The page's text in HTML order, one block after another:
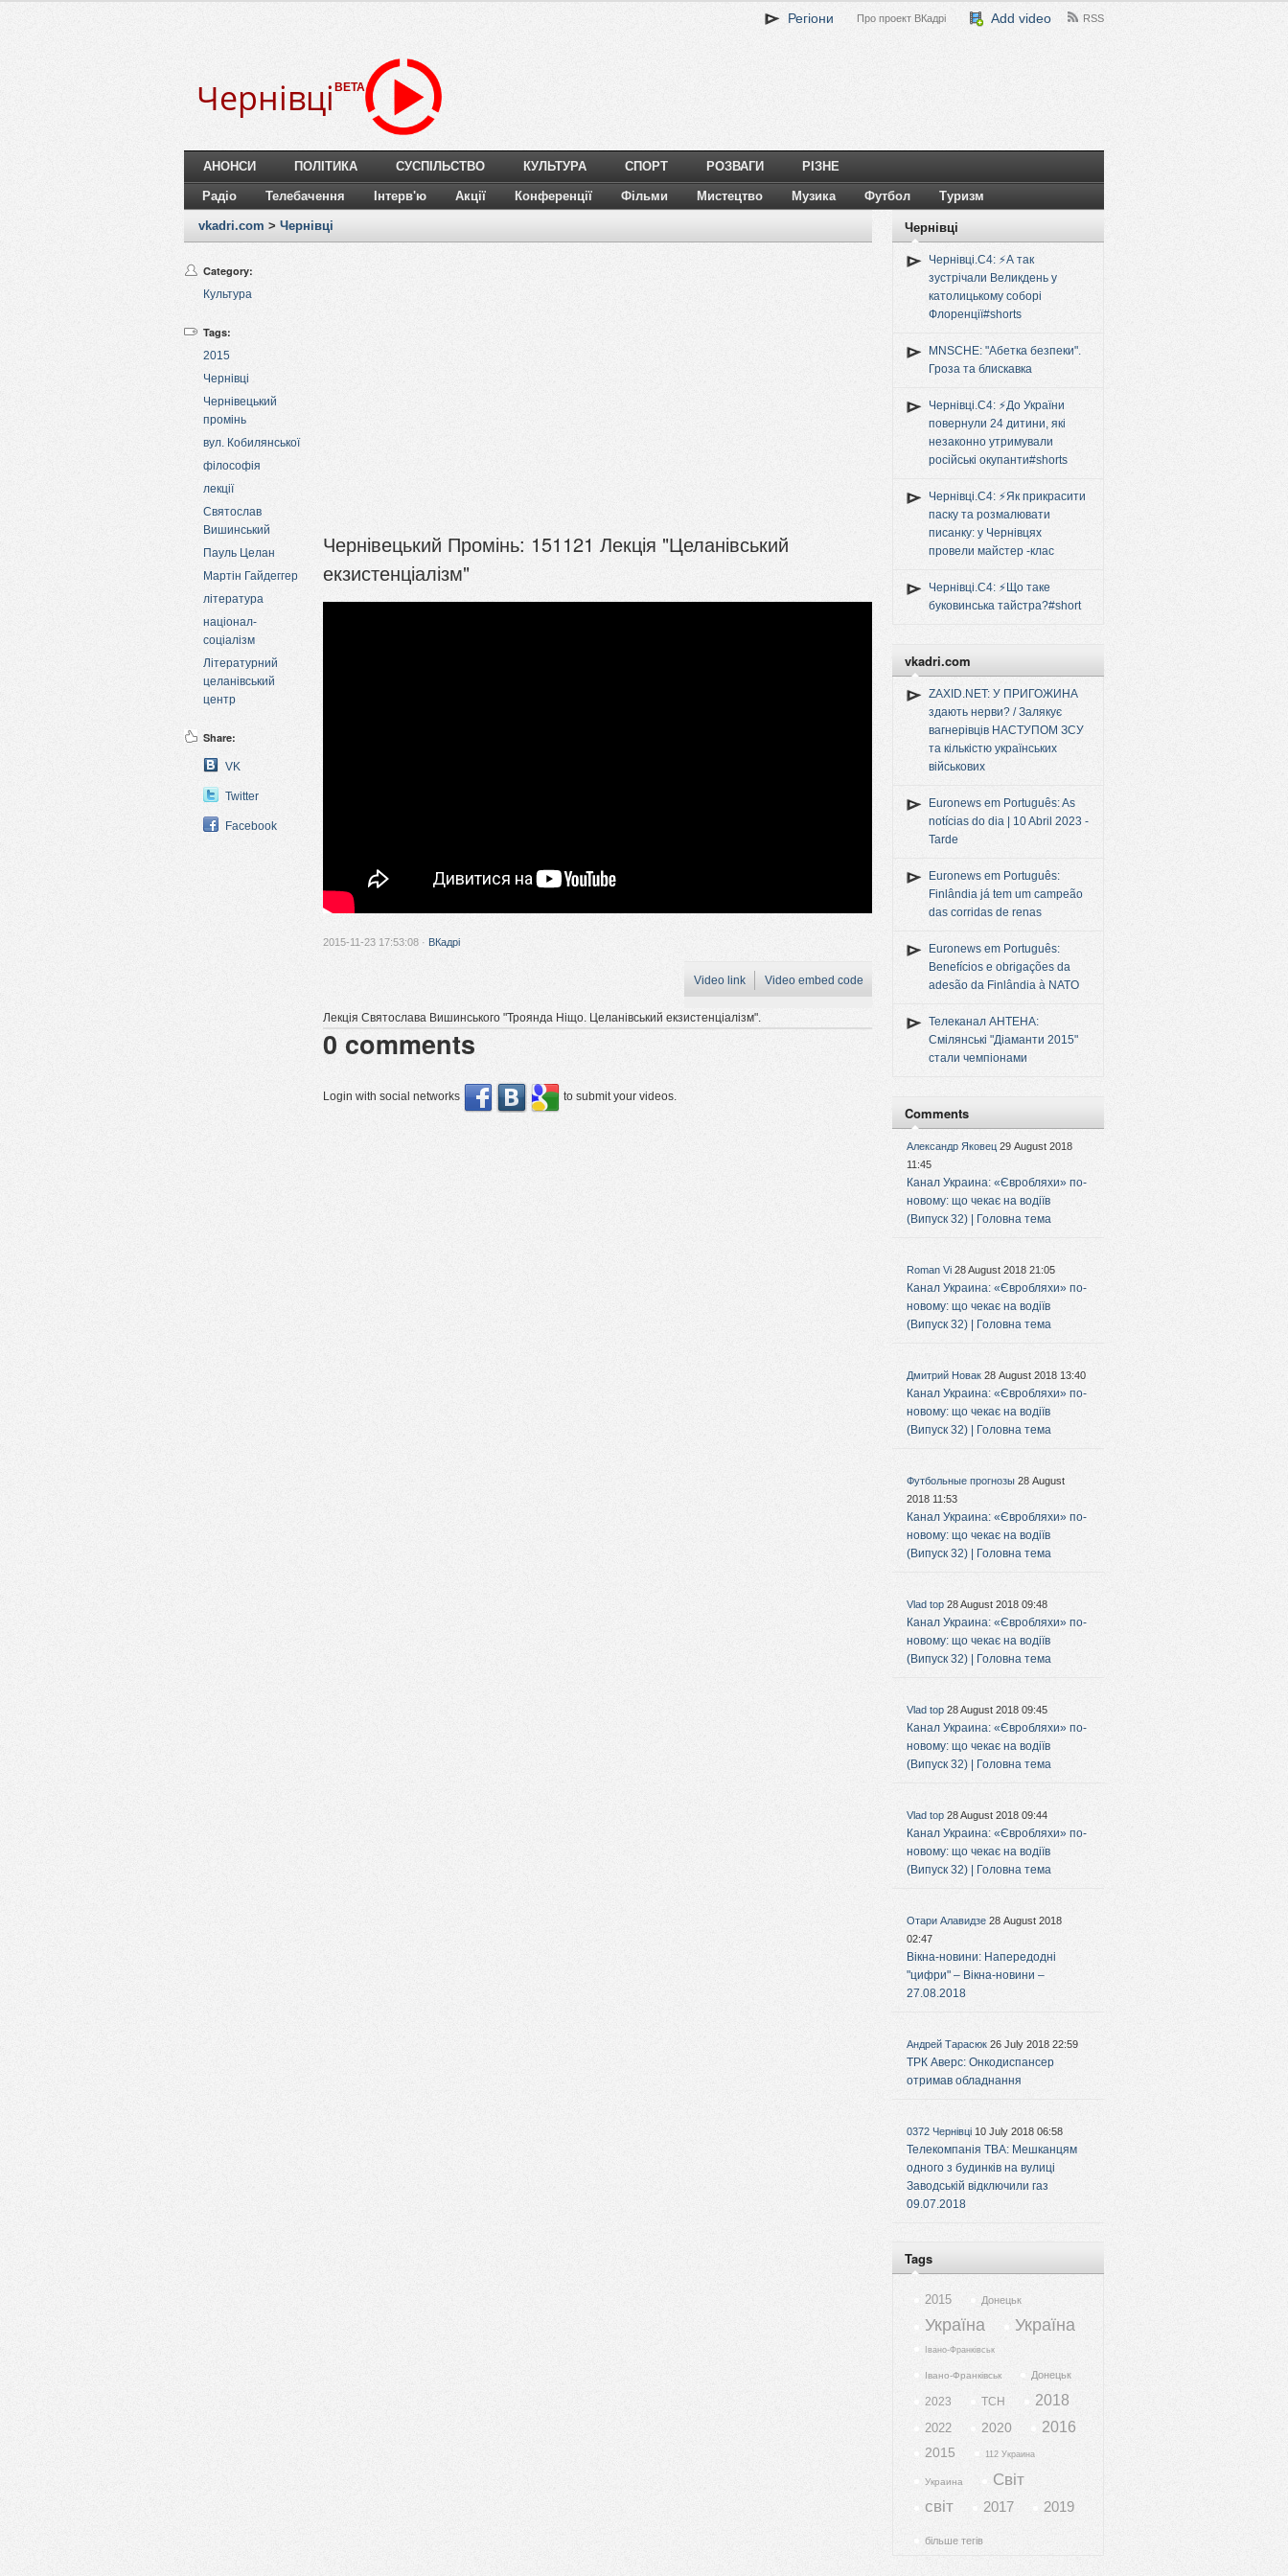
Регіони Про проект ВКадрі Add video RSS
Чернівці BETA
АНОНСИ ПОЛІТИКА СУСПІЛЬСТВО КУЛЬТУРА СПОРТ РОЗВАГИ РІЗНЕ
Радіо Телебачення Інтерв'ю Акції Конференції Фільми Мистецтво Музика Футбол Туризм
vkadri.com > Чернівці
Category:
Культура
Tags:
2015
Чернівці
Чернівецький
промінь
вул. Кобилянської
філософія
лекції
Святослав
Вишинський
Пауль Целан
Мартін Гайдеггер
література
націонал-
соціалізм
Літературний
целанівський
центр
Share:
VK
Twitter
Facebook
Чернівецький Промінь: 151121 Лекція "Целанівський
екзистенціалізм"
2015-11-23 17:53:08 · ВКадрі
Video link Video embed code
Лекція Святослава Вишинського "Троянда Ніщо. Целанівський екзистенціалізм".
0 comments
Login with social networks to submit your videos.
Чернівці
Чернівці.C4: ⚡️А так
зустрічали Великдень у
католицькому соборі
Флоренції#shorts
MNSCHE: "Абетка безпеки".
Гроза та блискавка
Чернівці.C4: ⚡️До України
повернули 24 дитини, які
незаконно утримували
російські окупанти#shorts
Чернівці.C4: ⚡️Як прикрасити
паску та розмалювати
писанку: у Чернівцях
провели майстер -клас
Чернівці.C4: ⚡️Що таке
буковинська тайстра?#short
vkadri.com
ZAXID.NET: У ПРИГОЖИНА
здають нерви? / Залякує
вагнерівців НАСТУПОМ ЗСУ
та кількістю українських
військових
Euronews em Português: As
notícias do dia | 10 Abril 2023 -
Tarde
Euronews em Português:
Finlândia já tem um campeão
das corridas de renas
Euronews em Português:
Benefícios e obrigações da
adesão da Finlândia à NATO
Телеканал АНТЕНА:
Смілянські "Діаманти 2015"
стали чемпіонами
Comments
Александр Яковец 29 August 2018
11:45
Канал Украина: «Євробляхи» по-
новому: що чекає на водіїв
(Випуск 32) | Головна тема
Roman Vi 28 August 2018 21:05
Канал Украина: «Євробляхи» по-
новому: що чекає на водіїв
(Випуск 32) | Головна тема
Дмитрий Новак 28 August 2018 13:40
Канал Украина: «Євробляхи» по-
новому: що чекає на водіїв
(Випуск 32) | Головна тема
Футбольные прогнозы 28 August
2018 11:53
Канал Украина: «Євробляхи» по-
новому: що чекає на водіїв
(Випуск 32) | Головна тема
Vlad top 28 August 2018 09:48
Канал Украина: «Євробляхи» по-
новому: що чекає на водіїв
(Випуск 32) | Головна тема
Vlad top 28 August 2018 09:45
Канал Украина: «Євробляхи» по-
новому: що чекає на водіїв
(Випуск 32) | Головна тема
Vlad top 28 August 2018 09:44
Канал Украина: «Євробляхи» по-
новому: що чекає на водіїв
(Випуск 32) | Головна тема
Отари Алавидзе 28 August 2018
02:47
Вікна-новини: Напередодні
"цифри" – Вікна-новини –
27.08.2018
Андрей Тарасюк 26 July 2018 22:59
ТРК Аверс: Онкодиспансер
отримав обладнання
0372 Чернівці 10 July 2018 06:58
Телекомпанія ТВА: Мешканцям
одного з будинків на вулиці
Заводській відключили газ
09.07.2018
Tags
2015 Донецьк
Україна Україна
Івано-Франківськ
Івано-Франківськ Донецьк
2023 ТСН 2018
2022 2020 2016
2015 112 Украина
Украина
Світ
світ
2017 2019
більше тегів